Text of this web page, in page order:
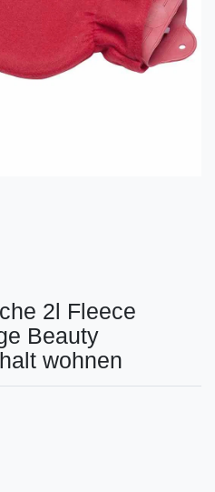
2l Fleece
Beauty
wohnen